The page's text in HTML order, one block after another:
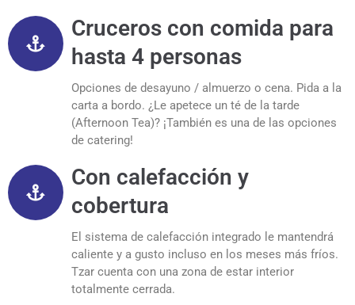
Cruceros con comida para
hasta 4 personas
Opciones de desayuno / almuerzo o cena. Pida a la
carta a bordo. ¿Le apetece un té de la tarde
(Afternoon Tea)? ¡También es una de las opciones
de catering!
Con calefacción y
cobertura
El sistema de calefacción integrado le mantendrá
caliente y a gusto incluso en los meses más fríos.
Tzar cuenta con una zona de estar interior
totalmente cerrada.